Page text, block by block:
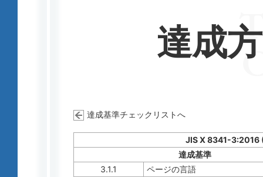
達成
達成基準チェックリストへ
JIS X 8341-
達成基準
3.1.1
ページの言語